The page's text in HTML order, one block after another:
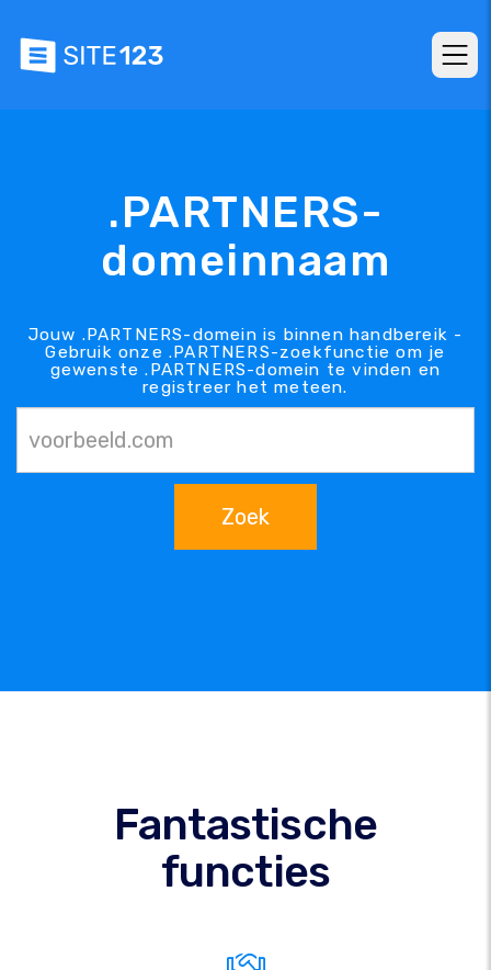
.PARTNERS-
domeinnaam
Jouw .PARTNERS-domein is binnen handbereik -
Gebruik onze .PARTNERS-zoekfunctie om je
gewenste .PARTNERS-domein te vinden en
registreer het meteen.
Zoek
Fantastische
functies